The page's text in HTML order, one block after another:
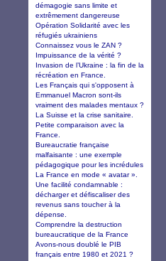
démagogie sans limite et
extrêmement dangereuse
Opération Solidarité avec les
réfugiés ukrainiens
Connaissez vous le ZAN ?
Impuissance de la vérité ?
Invasion de l’Ukraine : la fin de la
récréation en France.
Les Français qui s'opposent à
Emmanuel Macron sont-ils
vraiment des malades mentaux ?
La Suisse et la crise sanitaire.
Petite comparaison avec la
France.
Bureaucratie française
malfaisante : une exemple
pédagogique pour les incrédules
La France en mode « avatar ».
Une facilité condamnable :
décharger et défiscaliser des
revenus sans toucher à la
dépense.
Comprendre la destruction
bureaucratique de la France
Avons-nous doublé le PIB
français entre 1980 et 2021 ?